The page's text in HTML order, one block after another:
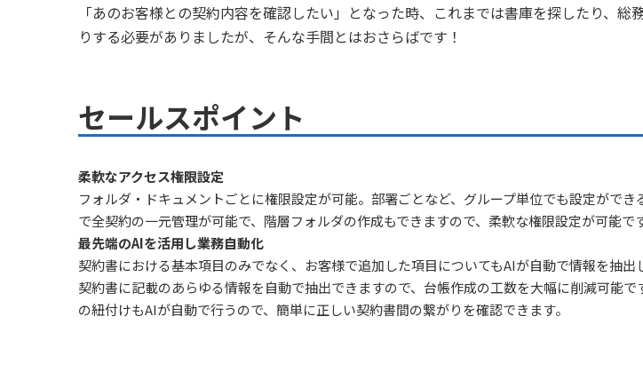
「あのお客様との契約内容を確認したい」となった時、これまでは書庫を探したり、総
りする必要がありましたが、そんな手間とはおさらばです！
セールスポイント
柔軟なアクセス権限設定
フォルダ・ドキュメントごとに権限設定が可能。部署ごとなど、グループ単位でも設定ができ
で全契約の一元管理が可能で、階層フォルダの作成もできますので、柔軟な権限設定が可能です
最先端のAIを活用し業務自動化
契約書における基本項目のみでなく、お客様で追加した項目についてもAIが自動で情報を抽出
契約書に記載のあらゆる情報を自動で抽出できますので、台帳作成の工数を大幅に削減可能で
の紐付けもAIが自動で行うので、簡単に正しい契約書間の繋がりを確認できます。